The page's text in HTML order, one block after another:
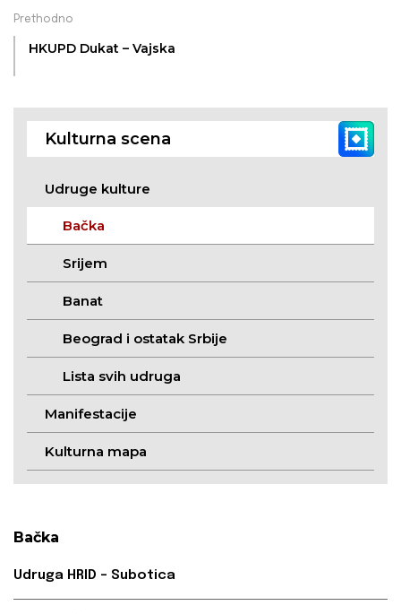
Prethodno
HKUPD Dukat – Vajska
Kulturna scena
Udruge kulture
Bačka
Srijem
Banat
Beograd i ostatak Srbije
Lista svih udruga
Manifestacije
Kulturna mapa
Bačka
Udruga HRID – Subotica